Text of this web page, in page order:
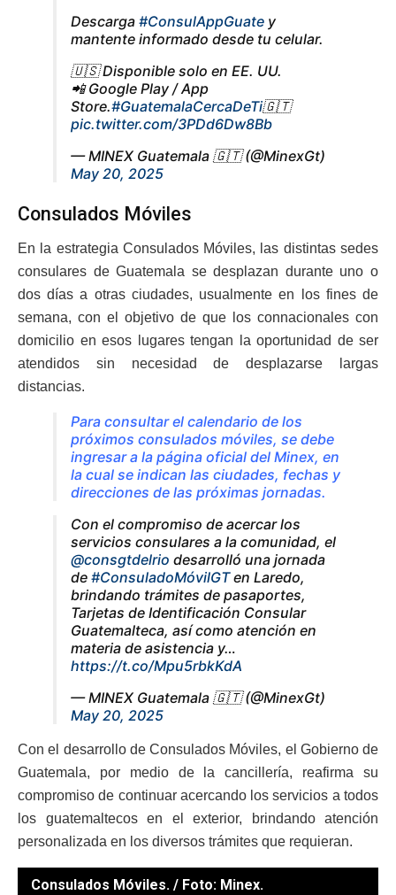
Descarga #ConsulAppGuate y
mantente informado desde tu celular.
🇺🇸 Disponible solo en EE. UU.
📲 Google Play / App
Store.#GuatemalaCercaDeTi🇬🇹
pic.twitter.com/3PDd6Dw8Bb
— MINEX Guatemala 🇬🇹 (@MinexGt)
May 20, 2025
Consulados Móviles
En la estrategia Consulados Móviles, las distintas sedes
consulares de Guatemala se desplazan durante uno o
dos días a otras ciudades, usualmente en los fines de
semana, con el objetivo de que los connacionales con
domicilio en esos lugares tengan la oportunidad de ser
atendidos sin necesidad de desplazarse largas
distancias.
Para consultar el calendario de los
próximos consulados móviles, se debe
ingresar a la página oficial del Minex, en
la cual se indican las ciudades, fechas y
direcciones de las próximas jornadas.
Con el compromiso de acercar los
servicios consulares a la comunidad, el
@consgtdelrio desarrolló una jornada
de #ConsuladoMóvilGTen Laredo,
brindando trámites de pasaportes,
Tarjetas de Identificación Consular
Guatemalteca, así como atención en
materia de asistencia y…
https://t.co/Mpu5rbkKdA
— MINEX Guatemala 🇬🇹 (@MinexGt)
May 20, 2025
Con el desarrollo de Consulados Móviles, el Gobierno de
Guatemala, por medio de la cancillería, reafirma su
compromiso de continuar acercando los servicios a todos
los guatemaltecos en el exterior, brindando atención
personalizada en los diversos trámites que requieran.
Consulados Móviles. / Foto: Minex.